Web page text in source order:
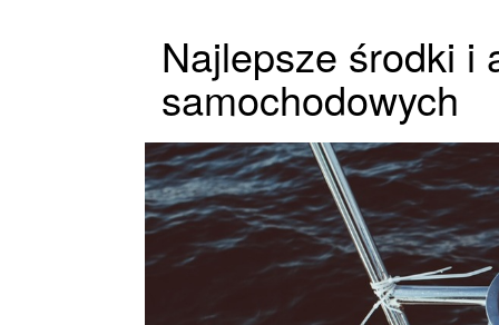
Najlepsze środki i
samochodowych